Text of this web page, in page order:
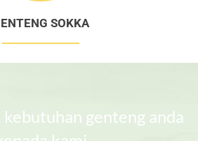
SOKKA
genteng anda